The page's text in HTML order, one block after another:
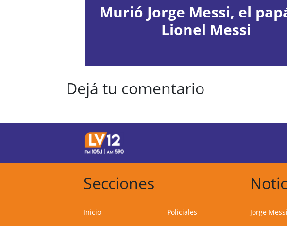
Murió Jorge Messi, el
Lionel Messi
Dejá tu comentario
Secciones
Inicio
Policiales
Jorge Messi